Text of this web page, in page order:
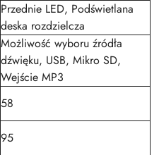
Przednie LED, Podświetlana
deska rozdzielcza
Możliwość wyboru źródła
dźwięku, USB, Mikro SD,
Wejście MP3
58
95